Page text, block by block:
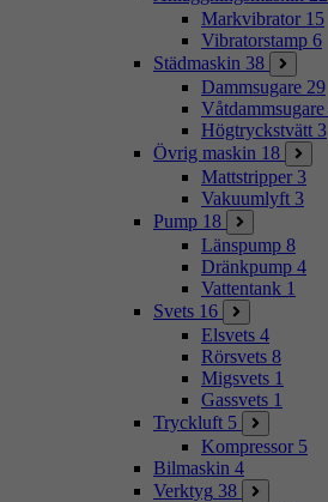
Markvibrator 15
Vibratorstamp 6
Städmaskin 38
Dammsugare 29
Våtdammsugare
Högtryckstvätt 3
Övrig maskin 18
Mattstripper 3
Vakuumlyft 3
Pump 18
Länspump 8
Dränkpump 4
Vattentank 1
Svets 16
Elsvets 4
Rörsvets 8
Migsvets 1
Gassvets 1
Tryckluft 5
Kompressor 5
Bilmaskin 4
Verktyg 38